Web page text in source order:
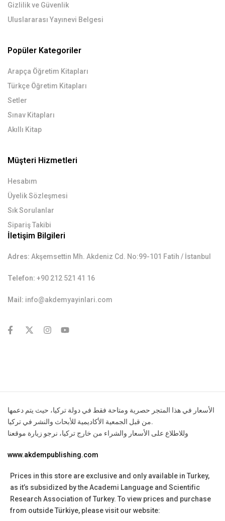
Gizlilik ve Güvenlik
Uluslararası Yayınevi Belgesi
Popüler Kategoriler
Arapça Öğretim Kitapları
Türkçe Öğretim Kitapları
Setler
Sınav Kitapları
Akıllı Kitap
Müşteri Hizmetleri
Hesabım
Üyelik Sözleşmesi
Sık Sorulanlar
Sipariş Takibi
İletişim Bilgileri
Adres: Akşemsettin Mh. Akdeniz Cd. No:99-101 Fatih / İstanbul
Telefon: +90 212 521 41 16
Mail: info@akdemyayinlari.com
الأسعار في هذا المتجر حصرية ومتاحة فقط في دولة تركيا، حيث يتم دعمها
من قبل الجمعية الأكاديمية للأبحاث والنشر في تركيا.
وللاطلاع على الأسعار والشراء من خارج تركيا، نرجو زيارة موقعنا
www.akdempublishing.com
Prices in this store are exclusive and only available in Turkey,
as it’s subsidized by the Academi Language and Scientific
Research Association of Turkey. To view prices and purchase
from outside Türkiye, please visit our website: